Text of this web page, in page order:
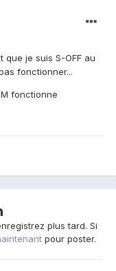
je suis S-OFF au
fonctionner...
fonctionne
plus tard. Si
pour poster.